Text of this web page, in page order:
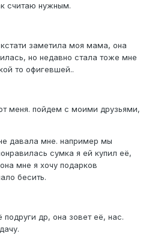
считаю нужным.
заметила моя мама, она
но недавно стала тоже мне
то офигевшей..
меня. пойдем с моими друзьями,
давала мне. например мы
сумка я ей купил её,
мне я хочу подарков
бесить.
др, она зовет её, нас.